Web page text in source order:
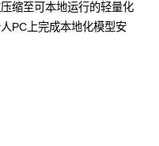
缩至可本地运行的轻量化
PC上完成本地化模型安